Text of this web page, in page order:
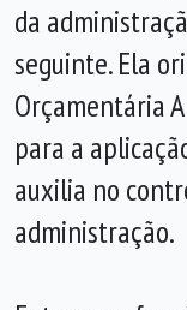
da
seguinte. Ela
Orçamentária
para a
auxilia no
administração.